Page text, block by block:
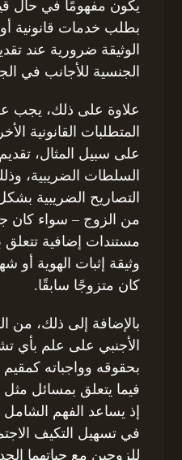
يكون مفهومًا في حال
بطلب خدمات قانونية
الوثيقة ضرورية عند
الجنسية للأجانب في
علاوة على ذلك، يجب
المتطلبات القانونية
على سبيل المثال،
السلطات الضريبية،
التصاريح الضريبية
من الزوج – سواء كان
مستندات إضافية تتعلق
وثيقة إثبات الهوية أو
كان متزوجًا سابقًا.
بالإضافة إلى ذلك، من
الأجنبي على علم بأي
بحقوقه وواجباته
فيما يتعلق بمسائل
إذ يساعد الفهم الشامل
في تسهيل التكيف
للزوجين مع حياتهما